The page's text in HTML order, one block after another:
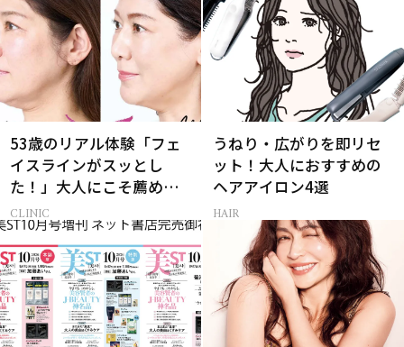
53歳のリアル体験「フェ
イスラインがスッとし
た！」大人にこそ薦めた
い脂肪溶解注射とは
CLINIC
うねり・広がりを即リセ
ット！大人におすすめの
ヘアアイロン4選
HAIR